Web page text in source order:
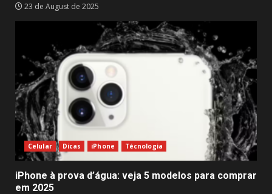
23 de August de 2025
Celular Dicas iPhone Técnologia
iPhone à prova d’água: veja 5 modelos para comprar
em 2025